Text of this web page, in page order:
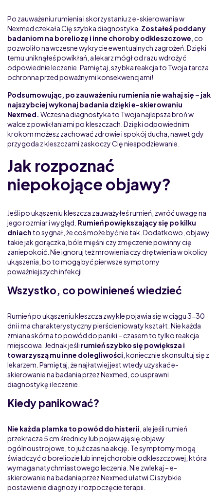
Po zauważeniu rumienia i skorzystaniu z e-skierowania w
Nexmed czekała Cię szybka diagnostyka. Zostałeś poddany
badaniom na boreliozę i inne choroby odkleszczowe , co
pozwoliło na wczesne wykrycie ewentualnych zagrożeń. Dzięki
temu uniknąłeś powikłań, a lekarz mógł od razu wdrożyć
odpowiednie leczenie. Pamiętaj, szybka reakcja to Twoja tarcza
ochronna przed poważnymi konsekwencjami!
Podsumowując, po zauważeniu rumienia nie wahaj się – jak
najszybciej wykonaj badania dzięki e-skierowaniu
Nexmed. Wczesna diagnostyka to Twoja najlepsza broń w
walce z powikłaniami po kleszczach. Dzięki odpowiednim
krokom możesz zachować zdrowie i spokój ducha, nawet gdy
przygoda z kleszczami zaskoczy Cię niespodziewanie.
Jak rozpoznać
niepokojące objawy?
Jeśli po ukąszeniu kleszcza zauważyłeś rumień, zwróć uwagę na
jego rozmiar i wygląd. Rumień powiększający się po kilku
dniach to sygnał, że coś może być nie tak. Dodatkowo, objawy
takie jak gorączka, bóle mięśni czy zmęczenie powinny cię
zaniepokoić. Nie ignoruj też mrowienia czy drętwienia w okolicy
ukąszenia, bo to mogą być pierwsze symptomy
poważniejszych infekcji.
Wszystko, co powinieneś wiedzieć
Rumień po ukąszeniu kleszcza zwykle pojawia się w ciągu 3-30
dni i ma charakterystyczny pierścieniowaty kształt. Nie każda
zmiana skórna to powód do paniki – czasem to tylko reakcja
miejscowa. Jednak jeśli rumień szybko się powiększa i
towarzyszą mu inne dolegliwości , koniecznie skonsultuj się z
lekarzem. Pamiętaj, że najłatwiej jest wtedy uzyskać e-
skierowanie na badania przez Nexmed, co usprawni
diagnostykę i leczenie.
Kiedy panikować?
Nie każda plamka to powód do histerii , ale jeśli rumień
przekracza 5 cm średnicy lub pojawiają się objawy
ogólnoustrojowe, to już czas na akcję. Te symptomy mogą
świadczyć o boreliozie lub innej chorobie odkleszczowej, która
wymaga natychmiastowego leczenia. Nie zwlekaj – e-
skierowanie na badania przez Nexmed ułatwi Ci szybkie
postawienie diagnozy i rozpoczęcie terapii.